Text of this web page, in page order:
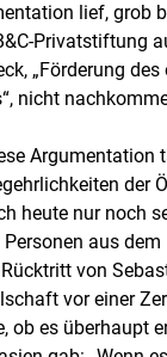
lief, grob
Privatstiftung
„Förderung des
nicht
Argumentation
der
heute nur noch
aus dem
von
vor einer
ob es überhaupt